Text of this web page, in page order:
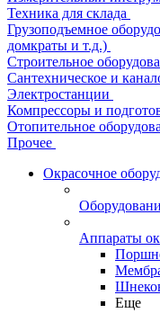
Техника для склада
Грузоподъемное
домкраты и т.д.)
Строительное
Сантехническое и
Электростанции
Компрессоры и
Отопительное
Прочее
Окрасочное
Аппараты
Еще